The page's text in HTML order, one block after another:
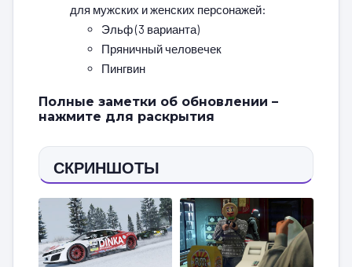
для мужских и женских персонажей:
Эльф (3 варианта)
Пряничный человечек
Пингвин
Полные заметки об обновлении –
нажмите для раскрытия
СКРИНШОТЫ